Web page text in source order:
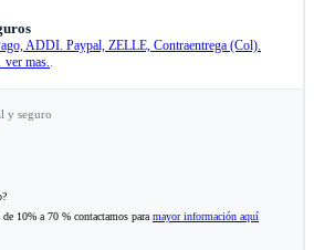
ADDI. Paypal, ZELLE, Contraentrega (Col).
ver mas..
y seguro
10% a 70 % contactamos para mayor información aquí